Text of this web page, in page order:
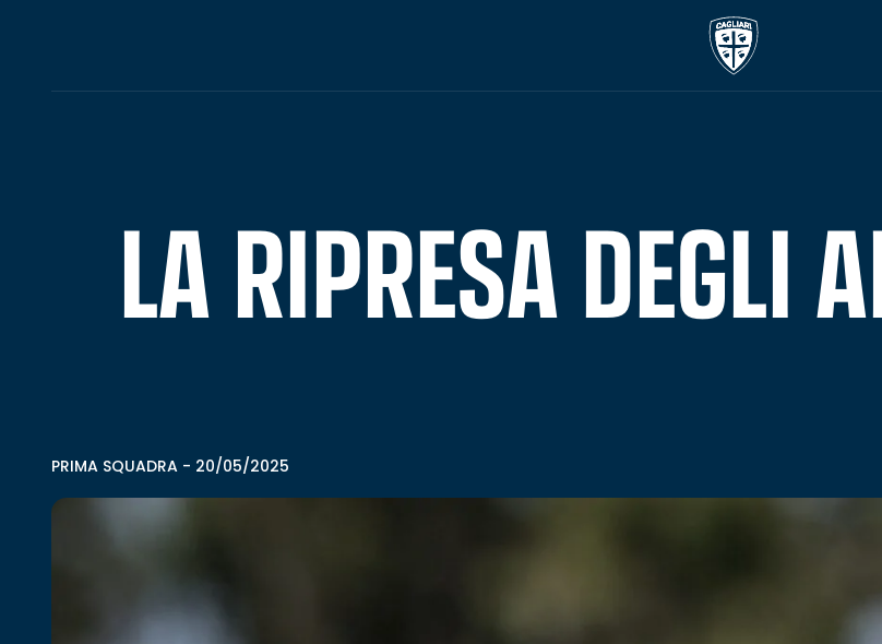
LA RIPRESA DEGLI
PRIMA SQUADRA - 20/05/2025